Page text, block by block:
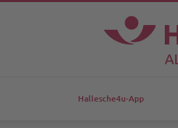
Hallesche4u-App